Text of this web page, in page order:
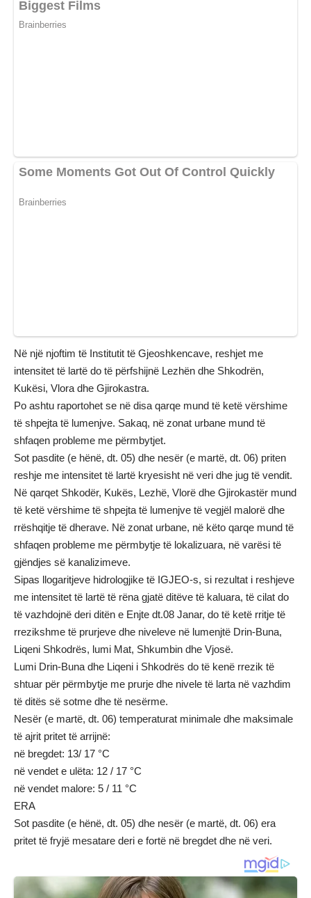
Në një njoftim të Institutit të Gjeoshkencave, reshjet me
intensitet të lartë do të përfshijnë Lezhën dhe Shkodrën,
Kukësi, Vlora dhe Gjirokastra.
Po ashtu raportohet se në disa qarqe mund të ketë vërshime
të shpejta të lumenjve. Sakaq, në zonat urbane mund të
shfaqen probleme me përmbytjet.
Sot pasdite (e hënë, dt. 05) dhe nesër (e martë, dt. 06) priten
reshje me intensitet të lartë kryesisht në veri dhe jug të vendit.
Në qarqet Shkodër, Kukës, Lezhë, Vlorë dhe Gjirokastër mund
të ketë vërshime të shpejta të lumenjve të vegjël malorë dhe
rrëshqitje të dherave. Në zonat urbane, në këto qarqe mund të
shfaqen probleme me përmbytje të lokalizuara, në varësi të
gjëndjes së kanalizimeve.
Sipas llogaritjeve hidrologjike të IGJEO-s, si rezultat i reshjeve
me intensitet të lartë të rëna gjatë ditëve të kaluara, të cilat do
të vazhdojnë deri ditën e Enjte dt.08 Janar, do të ketë rritje të
rrezikshme të prurjeve dhe niveleve në lumenjtë Drin-Buna,
Liqeni Shkodrës, lumi Mat, Shkumbin dhe Vjosë.
Lumi Drin-Buna dhe Liqeni i Shkodrës do të kenë rrezik të
shtuar për përmbytje me prurje dhe nivele të larta në vazhdim
të ditës së sotme dhe të nesërme.
Nesër (e martë, dt. 06) temperaturat minimale dhe maksimale
të ajrit pritet të arrijnë:
në bregdet: 13/ 17 °C
në vendet e ulëta: 12 / 17 °C
në vendet malore: 5 / 11 °C
ERA
Sot pasdite (e hënë, dt. 05) dhe nesër (e martë, dt. 06) era
pritet të fryjë mesatare deri e fortë në bregdet dhe në veri.